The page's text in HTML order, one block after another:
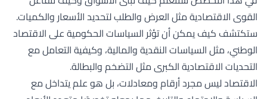
القوى الاقتصادية مثل العرض والطلب لتحديد الأسعار والكميات.
ستكتشف كيف يمكن أن تؤثر السياسات الحكومية على الاقتصاد
الوطني، مثل السياسات النقدية والمالية، وكيفية التعامل مع
التحديات الاقتصادية الكبرى مثل التضخم والبطالة.
الاقتصاد ليس مجرد أرقام ومعادلات، بل هو علم يتداخل مع